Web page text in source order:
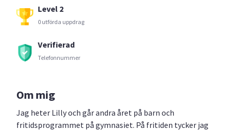
Level 2
0 utförda uppdrag
Verifierad
Telefonnummer
Om mig
Jag heter Lilly och går andra året på barn och
fritidsprogrammet på gymnasiet. På fritiden tycker jag